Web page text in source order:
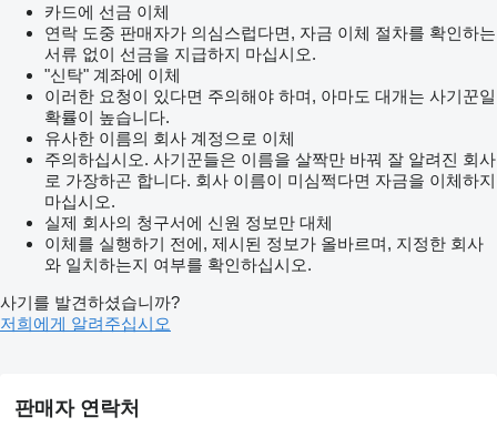
카드에 선금 이체
연락 도중 판매자가 의심스럽다면, 자금 이체 절차를 확인하는
서류 없이 선금을 지급하지 마십시오.
"신탁" 계좌에 이체
이러한 요청이 있다면 주의해야 하며, 아마도 대개는 사기꾼일
확률이 높습니다.
유사한 이름의 회사 계정으로 이체
주의하십시오. 사기꾼들은 이름을 살짝만 바꿔 잘 알려진 회사
로 가장하곤 합니다. 회사 이름이 미심쩍다면 자금을 이체하지
마십시오.
실제 회사의 청구서에 신원 정보만 대체
이체를 실행하기 전에, 제시된 정보가 올바르며, 지정한 회사
와 일치하는지 여부를 확인하십시오.
사기를 발견하셨습니까?
저희에게 알려주십시오
판매자 연락처